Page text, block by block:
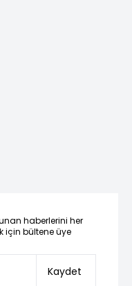
haberlerini her
için bültene üye
Kaydet